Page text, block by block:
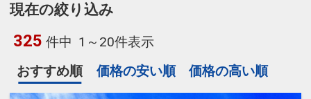
現在の絞り込み
325 件中 1～20件表示
おすすめ順
価格の安い順 価格の高い順